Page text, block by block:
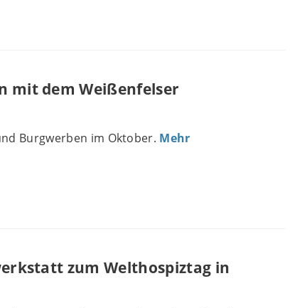
mit dem Weißenfelser
Burgwerben im Oktober. Mehr
zum Welthospiztag in